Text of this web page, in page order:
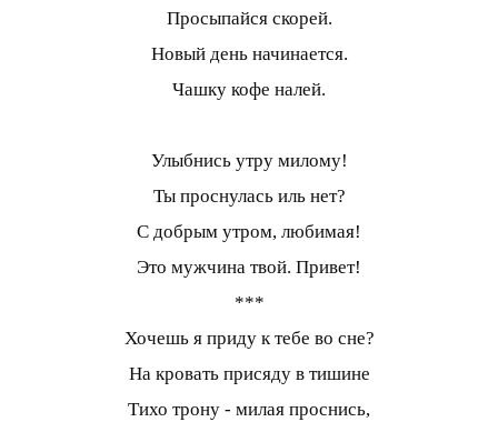
Просыпайся скорей.
Новый день начинается.
Чашку кофе налей.
Улыбнись утру милому!
Ты проснулась иль нет?
С добрым утром, любимая!
Это мужчина твой. Привет!
***
Хочешь я приду к тебе во сне?
На кровать присяду в тишине
Тихо трону - милая проснись,